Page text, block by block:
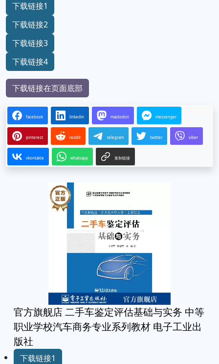
下载链接1
下载链接2
下载链接3
下载链接4
下载链接在页面底部
facebook linkedin mastodon messenger
pinterest reddit telegram twitter viber
vkontakte whatsapp 复制链接
官方旗舰店 二手车鉴定评估基础与实务 中等
职业学校汽车商务专业系列教材 电子工业出
版社
下载链接1